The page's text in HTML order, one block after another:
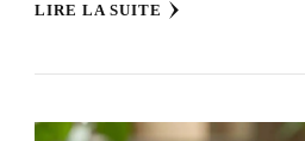
LIRE LA SUITE